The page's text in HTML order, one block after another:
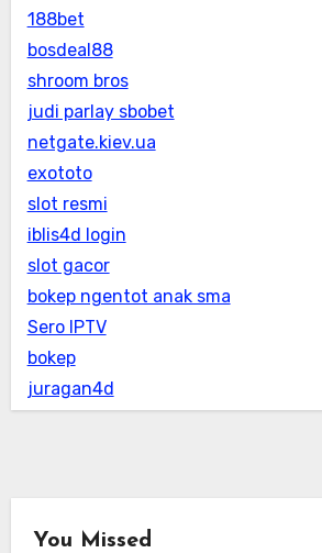
188bet
bosdeal88
shroom bros
judi parlay sbobet
netgate.kiev.ua
exototo
slot resmi
iblis4d login
slot gacor
bokep ngentot anak sma
Sero IPTV
bokep
juragan4d
You Missed